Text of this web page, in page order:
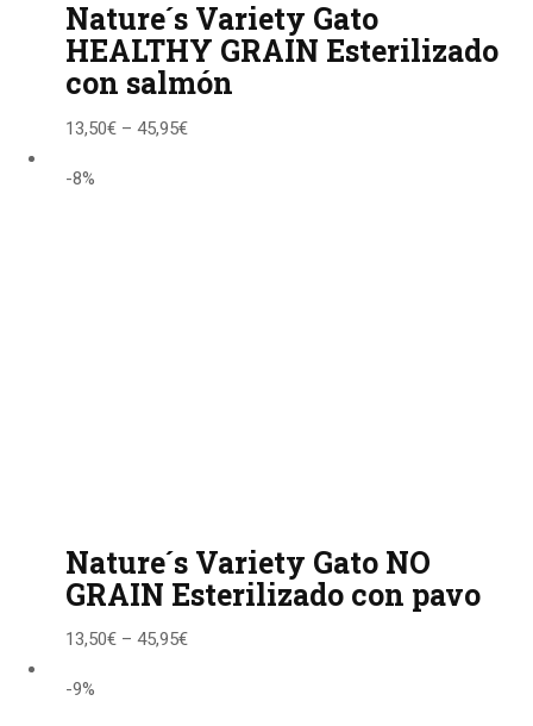
Nature´s Variety Gato
HEALTHY GRAIN Esterilizado
con salmón
13,50€ – 45,95€
-8%
Nature´s Variety Gato NO
GRAIN Esterilizado con pavo
13,50€ – 45,95€
-9%